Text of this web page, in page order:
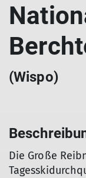
(Wispo)
Die Große